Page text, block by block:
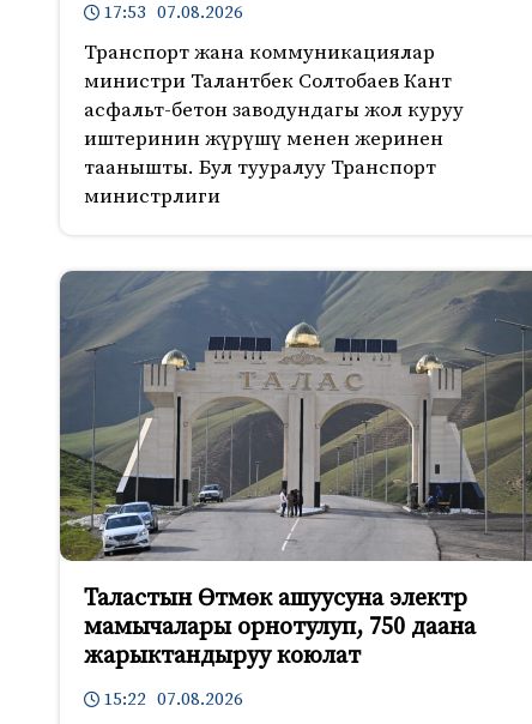
17:53 07.08.2026
Транспорт жана коммуникациялар
министри Талантбек Солтобаев Кант
асфальт-бетон заводундагы жол куруу
иштеринин жүрүшү менен жеринен
таанышты. Бул тууралуу Транспорт
министрлиги
Таластын Өтмөк ашуусуна электр
мамычалары орнотулуп, 750 даана
жарыктандыруу коюлат
15:22 07.08.2026